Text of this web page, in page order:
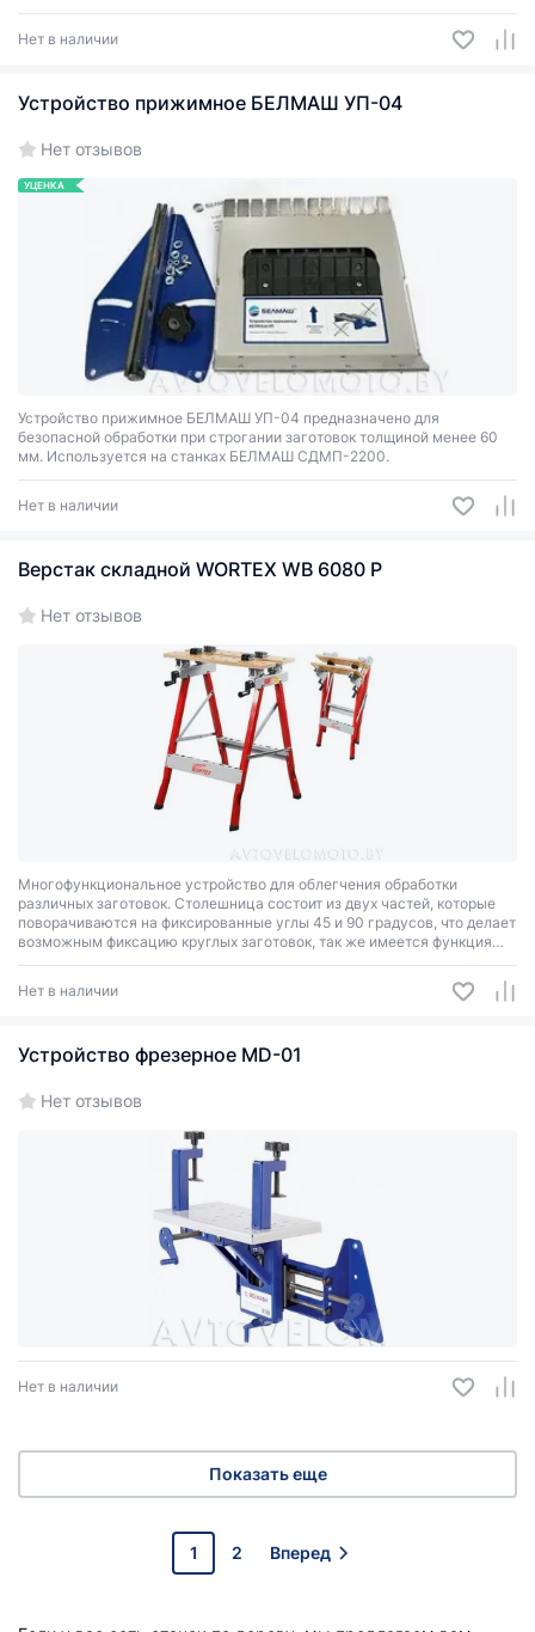
Нет в наличии
Устройство прижимное БЕЛМАШ УП-04
Нет отзывов
УЦЕНКА
Устройство прижимное БЕЛМАШ УП-04 предназначено для
безопасной обработки при строгании заготовок толщиной менее 60
мм. Используется на станках БЕЛМАШ СДМП-2200.
Нет в наличии
Верстак складной WORTEX WB 6080 P
Нет отзывов
Многофункциональное устройство для облегчения обработки
различных заготовок. Столешница состоит из двух частей, которые
поворачиваются на фиксированные углы 45 и 90 градусов, что делает
возможным фиксацию круглых заготовок, так же имеется функция
тисков. Верстак легко хранить и перевозить, благодаря складной
Нет в наличии
Устройство фрезерное MD-01
Нет отзывов
Нет в наличии
Показать еще
1 2 Вперед